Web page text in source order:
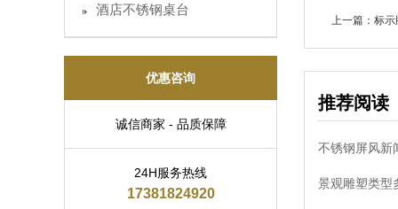
酒店不锈钢桌台
优惠咨询
诚信商家 - 品质保障
24H服务热线
17381824920
上一篇：标示
推荐阅读
不锈钢屏风新
景观雕塑类型